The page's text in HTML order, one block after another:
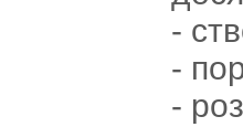
-
-
-